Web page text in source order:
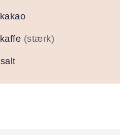
kakao
kaffe (stærk)
salt